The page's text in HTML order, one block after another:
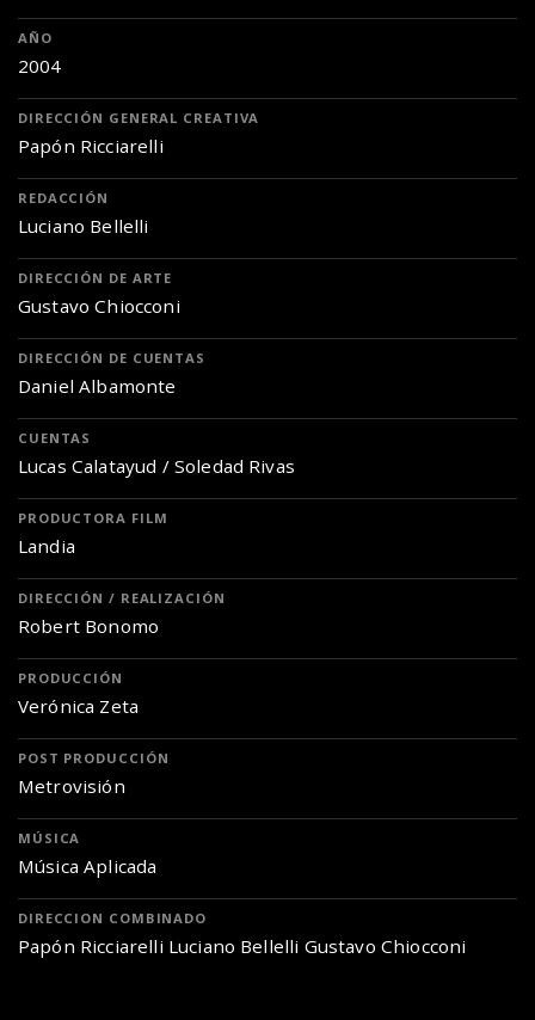
AÑO
2004
DIRECCIÓN GENERAL CREATIVA
Papón Ricciarelli
REDACCIÓN
Luciano Bellelli
DIRECCIÓN DE ARTE
Gustavo Chiocconi
DIRECCIÓN DE CUENTAS
Daniel Albamonte
CUENTAS
Lucas Calatayud / Soledad Rivas
PRODUCTORA FILM
Landia
DIRECCIÓN / REALIZACIÓN
Robert Bonomo
PRODUCCIÓN
Verónica Zeta
POST PRODUCCIÓN
Metrovisión
MÚSICA
Música Aplicada
DIRECCION COMBINADO
Papón Ricciarelli Luciano Bellelli Gustavo Chiocconi